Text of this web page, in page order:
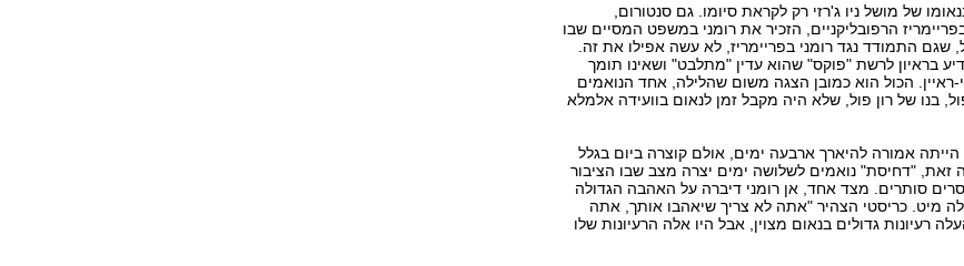
של מושל ניו ג'רזי רק לקראת סיומו. גם סנטורום,
הרפובליקניים, הזכיר את רומני במשפט המסיים שבו
שגם התמודד נגד רומני בפריימריז, לא עשה אפילו את זה.
בראיון לרשת "פוקס" שהוא עדין "מתלבט" ושאינו תומך
ראיין. הכול הוא כמובן הצגה משום שהלילה, אחד הנואמים
בנו של רון פול, שלא היה מקבל זמן לנאום בוועידה אלמלא
הייתה אמורה להיארך ארבעה ימים, אולם קוצרה ביום בגלל
זאת, "דחיסת" נואמים לשלושה ימים יצרה מצב שבו הציבור
סותרים. מצד אחד, אן רומני דיברה על האהבה הגדולה
מיט. כריסטי הצהיר "אתה לא צריך שיאהבו אותך, אתה
רעיונות גדולים בנאום מצוין, אבל היו אלה הרעיונות שלו